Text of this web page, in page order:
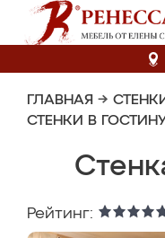
ГЛАВНАЯ →
СТЕНКИ В
Рейтинг: